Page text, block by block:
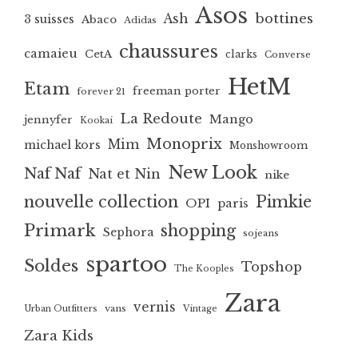
3 suisses Abaco Adidas Ash Asos bottines
camaieu CetA chaussures clarks Converse
Etam forever 21 freeman porter HetM
jennyfer Kookai La Redoute Mango
michael kors Mim Monoprix Monshowroom
Naf Naf Nat et Nin New Look nike
nouvelle collection OPI paris Pimkie
Primark Sephora shopping sojeans
Soldes spartoo The Kooples Topshop
Urban Outfitters vans vernis Vintage Zara
Zara Kids